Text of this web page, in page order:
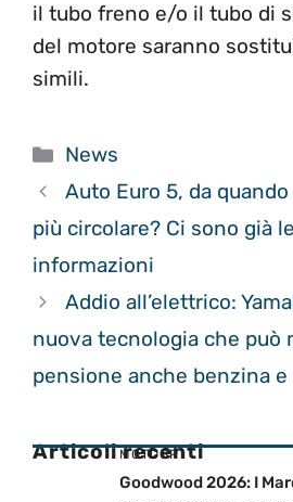
il tubo freno e/o il tubo di
del motore saranno
simili.
Categorie
News
Auto Euro 5, da
più circolare? Ci sono già
informazioni
Addio all’elettrico:
nuova tecnologia che può
pensione anche benzina e
Articoli recenti
MOTOGP
Goodwood 2026: I